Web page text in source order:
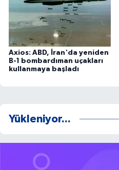
Axios: ABD, İran'da yeniden
B-1 bombardıman uçakları
kullanmaya başladı
Yükleniyor...